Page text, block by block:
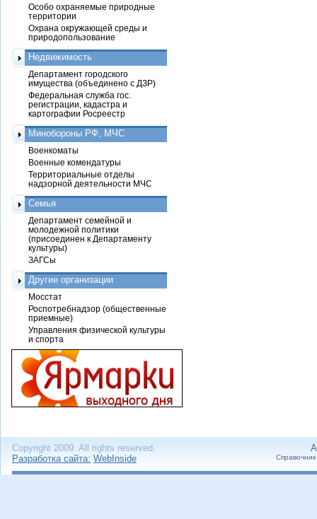
Особо охраняемые природные
территории
Охрана окружающей среды и
природопользование
Недвижимость
Департамент городского
имущества (объединено с ДЗР)
Федеральная служба гос.
регистрации, кадастра и
картографии Росреестр
Минобороны РФ, МЧС
Военкоматы
Военные комендатуры
Территориальные отделы
надзорной деятельности МЧС
Семья
Департамент семейной и
молодежной политики
(присоединен к Департаменту
культуры)
ЗАГСы
Другие организации
Мосстат
Роспотребнадзор (общественные
приемные)
Управления физической культуры
и спорта
Copyright 2009. All rights reserved.
Разработка сайта: WebInside